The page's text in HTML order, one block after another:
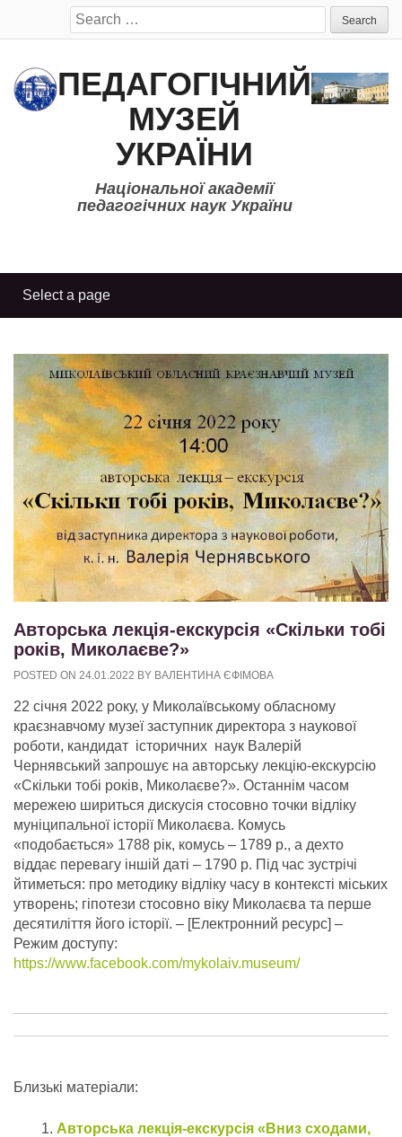
Search
for:
ПЕДАГОГІЧНИЙ
МУЗЕЙ
УКРАЇНИ
Національної академії
педагогічних наук України
Авторська лекція-екскурсія «Скільки тобі
років, Миколаєве?»
POSTED ON 24.01.2022 BY ВАЛЕНТИНА ЄФІМОВА
22 січня 2022 року, у Миколаївському обласному
краєзнавчому музеї заступник директора з наукової
роботи, кандидат історичних наук Валерій
Чернявський запрошує на авторську лекцію-екскурсію
«Скільки тобі років, Миколаєве?». Останнім часом
мережею шириться дискусія стосовно точки відліку
муніципальної історії Миколаєва. Комусь
«подобається» 1788 рік, комусь – 1789 р., а дехто
віддає перевагу іншій даті – 1790 р. Під час зустрічі
йтиметься: про методику відліку часу в контексті міських
утворень; гіпотези стосовно віку Миколаєва та перше
десятиліття його історії. – [Електронний ресурс] –
Режим доступу:
https://www.facebook.com/mykolaiv.museum/
Близькі матеріали:
Авторська лекція-екскурсія «Вниз сходами,